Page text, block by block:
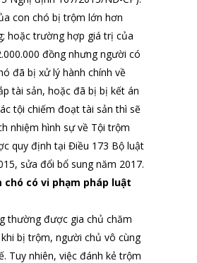
con chó bị trộm lớn hơn
hoặc trường hợp giá trị của
đồng nhưng người có
đã bị xử lý hành chính về
tài sản, hoặc đã bị bị kết án
tội chiếm đoạt tài sản thì sẽ
nhiệm hình sự về Tội trộm
quy định tại Điều 173 Bộ luật
sửa đổi bổ sung năm 2017.
có vi phạm pháp luật
thường được gia chủ chăm
bị trộm, người chủ vô cùng
Tuy nhiên, việc đánh kẻ trộm